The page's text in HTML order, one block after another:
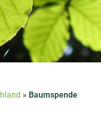
» Baumspende